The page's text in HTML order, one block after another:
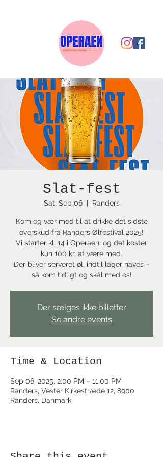
Slat-fest
Sat, Sep 06
  |
Randers
Kom og vær med til at drikke det sidste
overskud fra Randers Ølfestival 2025!
Vi starter kl. 14 i Operaen, og det koster
kun 100 kr. at være med.
Der bliver serveret øl, indtil lager haves –
så kom tidligt og skål med os!
Der sælges ikke billetter
Se andre events
Time & Location
Sep 06, 2025, 2:00 PM – 11:00 PM
Randers, Vester Kirkestræde 12, 8900
Randers, Danmark